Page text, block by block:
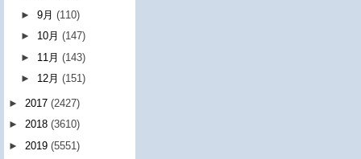
►9月(110)
► 10月(147)
► 11月(143)
► 12月(151)
► 2017 (2427)
► 2018 (3610)
► 2019 (5551)